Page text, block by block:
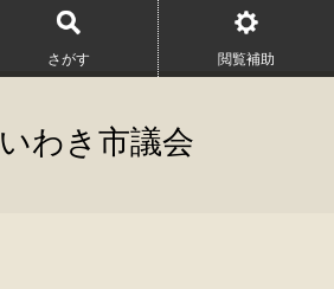
さがす 閲覧補助
いわき市議会